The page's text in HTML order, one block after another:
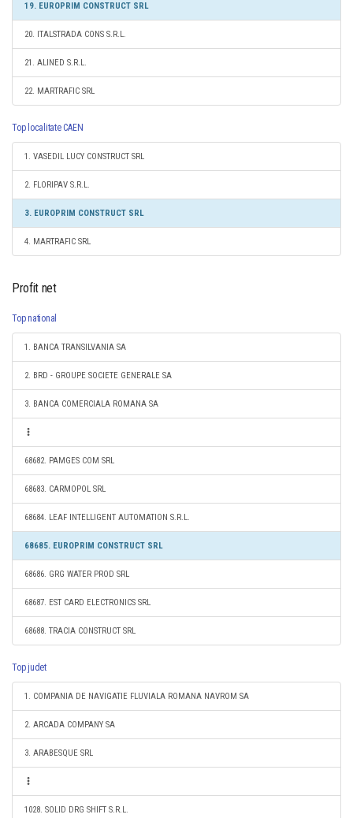
19. EUROPRIM CONSTRUCT SRL
20. ITALSTRADA CONS S.R.L.
21. ALINED S.R.L.
22. MARTRAFIC SRL
Top localitate CAEN
1. VASEDIL LUCY CONSTRUCT SRL
2. FLORIPAV S.R.L.
3. EUROPRIM CONSTRUCT SRL
4. MARTRAFIC SRL
Profit net
Top national
1. BANCA TRANSILVANIA SA
2. BRD - GROUPE SOCIETE GENERALE SA
3. BANCA COMERCIALA ROMANA SA
68682. PAMGES COM SRL
68683. CARMOPOL SRL
68684. LEAF INTELLIGENT AUTOMATION S.R.L.
68685. EUROPRIM CONSTRUCT SRL
68686. GRG WATER PROD SRL
68687. EST CARD ELECTRONICS SRL
68688. TRACIA CONSTRUCT SRL
Top judet
1. COMPANIA DE NAVIGATIE FLUVIALA ROMANA NAVROM SA
2. ARCADA COMPANY SA
3. ARABESQUE SRL
1028. SOLID DRG SHIFT S.R.L.